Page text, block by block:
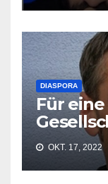
DIASPORA
Für
OKT. 17, 2022